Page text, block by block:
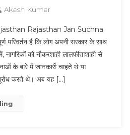
Akash Kumar
Rajasthan Jan Suchna
परिवर्तन है कि लोग अपनी सरकार के साथ
को नौकरशाही लालफीताशाही से
के बारे में जानकारी चाहते थे या
करते थे। अब यह […]